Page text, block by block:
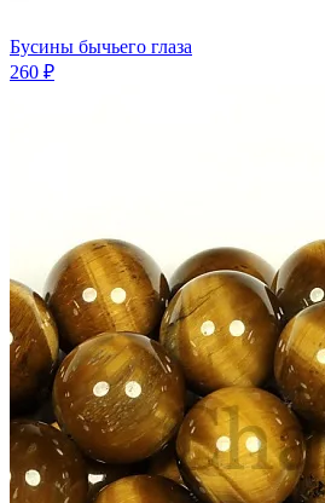
Бусины бычьего глаза
260 ₽